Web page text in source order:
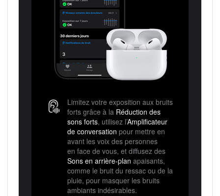
Limitez votre exposition aux bruits
forts grâce à la Réduction des
sons forts, utilisez l’Amplificateur
de conversation pour mettre en
avant les voix des personnes
en face de vous, et diffusez des
Sons en arrière-plan apaisants,
comme le bruit du ressac ou de la
pluie, pour masquer les bruits
ambiants indésirables.